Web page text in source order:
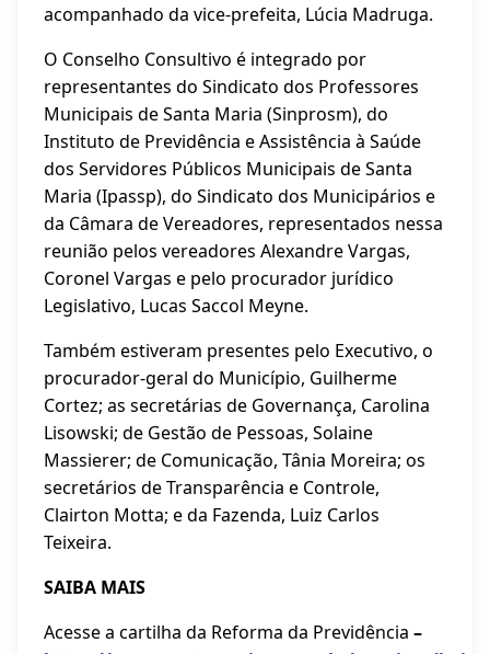
acompanhado da vice-prefeita, Lúcia Madruga.
O Conselho Consultivo é integrado por
representantes do Sindicato dos Professores
Municipais de Santa Maria (Sinprosm), do
Instituto de Previdência e Assistência à Saúde
dos Servidores Públicos Municipais de Santa
Maria (Ipassp), do Sindicato dos Municipários e
da Câmara de Vereadores, representados nessa
reunião pelos vereadores Alexandre Vargas,
Coronel Vargas e pelo procurador jurídico
Legislativo, Lucas Saccol Meyne.
Também estiveram presentes pelo Executivo, o
procurador-geral do Município, Guilherme
Cortez; as secretárias de Governança, Carolina
Lisowski; de Gestão de Pessoas, Solaine
Massierer; de Comunicação, Tânia Moreira; os
secretários de Transparência e Controle,
Clairton Motta; e da Fazenda, Luiz Carlos
Teixeira.
SAIBA MAIS
Acesse a cartilha da Reforma da Previdência –